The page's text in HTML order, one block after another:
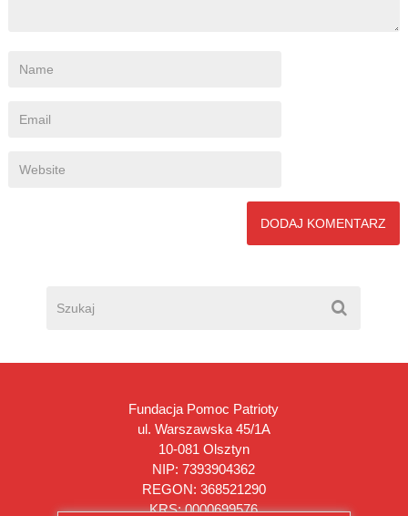
Fundacja Pomoc Patrioty
ul. Warszawska 45/1A
10-081 Olsztyn
NIP: 7393904362
REGON: 368521290
KRS: 0000699576